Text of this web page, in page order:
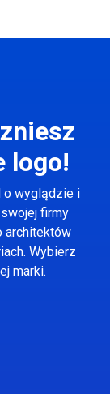
logo!
o wyglądzie i
firmy
architektów
Wybierz
marki.